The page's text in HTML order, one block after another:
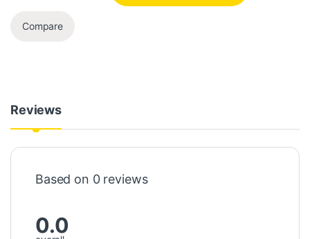
Compare
Reviews
Based on 0 reviews
0.0